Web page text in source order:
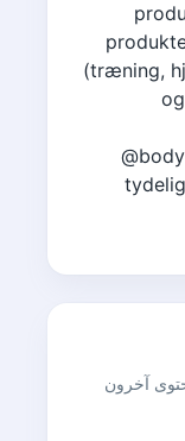
(træning,
آخرون